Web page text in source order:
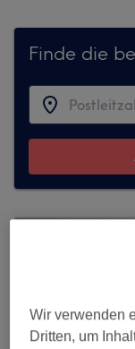
Finde die
Wir verwenden
Dritten, um